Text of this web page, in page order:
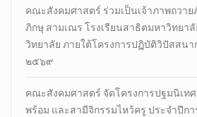
คณะสังคมศาสตร์ ร่วมเป็นเจ้าภาพถวาย
ภิกษุ สามเณร โรงเรียนสาธิตมหาวิทยา
วิทยาลัย ภายใต้โครงการปฏิบัติวิปัสสนา
๒๕๖๙
คณะสังคมศาสตร์ จัดโครงการปฐมนิเท
พร้อม และสามีจิกรรมไหว้ครู ประจำปีก